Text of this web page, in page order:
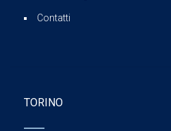
Contatti
TORINO